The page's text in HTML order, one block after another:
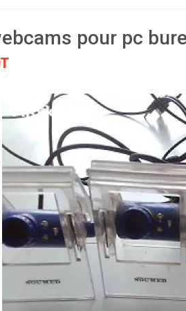
pour pc